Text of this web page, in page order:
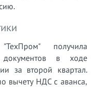
получила
документов в ходе
за второй квартал.
вычету НДС с аванса,